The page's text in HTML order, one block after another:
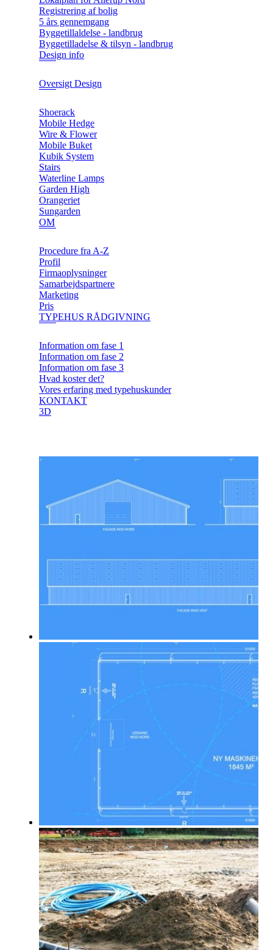
Registrering af bolig
5 års gennemgang
Byggetillaldelse - landbrug
Byggetilladelse & tilsyn - landbrug
Design info
Oversigt Design
Shoerack
Mobile Hedge
Wire & Flower
Mobile Buket
Kubik System
Stairs
Waterline Lamps
Garden High
Orangeriet
Sungarden
OM
Procedure fra A-Z
Profil
Firmaoplysninger
Samarbejdspartnere
Marketing
Pris
TYPEHUS RÅDGIVNING
Information om fase 1
Information om fase 2
Information om fase 3
Hvad koster det?
Vores erfaring med typehuskunder
KONTAKT
3D